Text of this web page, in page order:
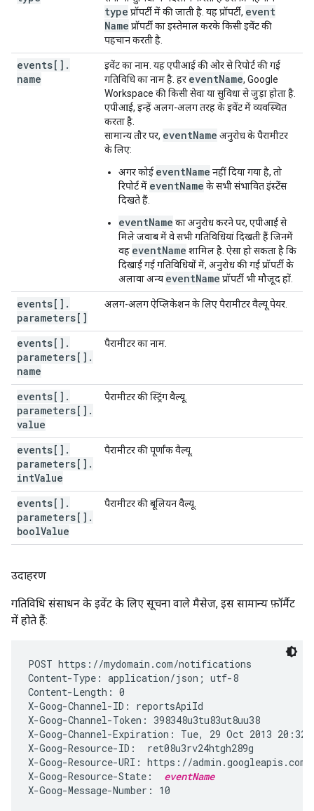
type प्रॉपर्टी में की जाती है. यह प्रॉपर्टी, event
Name प्रॉपर्टी का इस्तेमाल करके किसी इवेंट की
पहचान करती है.
events[] .
name
इवेंट का नाम. यह एपीआई की ओर से रिपोर्ट की गई
गतिविधि का नाम है. हर eventName, Google
Workspace की किसी सेवा या सुविधा से जुड़ा होता है.
एपीआई, इन्हें अलग-अलग तरह के इवेंट में व्यवस्थित
करता है.
सामान्य तौर पर, eventName अनुरोध के पैरामीटर
के लिए:
अगर कोई eventName नहीं दिया गया है, तो
रिपोर्ट में eventName के सभी संभावित इंस्टेंस
दिखते हैं.
eventName का अनुरोध करने पर, एपीआई से
मिले जवाब में वे सभी गतिविधियां दिखती हैं जिनमें
वह eventName शामिल है. ऐसा हो सकता है कि
दिखाई गई गतिविधियों में, अनुरोध की गई प्रॉपर्टी के
अलावा अन्य eventName प्रॉपर्टी भी मौजूद हों.
events[] .
parameters[]
अलग-अलग ऐप्लिकेशन के लिए पैरामीटर वैल्यू पेयर.
events[] .
parameters[] .
name
पैरामीटर का नाम.
events[] .
parameters[] .
value
पैरामीटर की स्ट्रिंग वैल्यू.
events[] .
parameters[] .
intValue
पैरामीटर की पूर्णांक वैल्यू.
events[] .
parameters[] .
boolValue
पैरामीटर की बूलियन वैल्यू.
उदाहरण
गतिविधि संसाधन के इवेंट के लिए सूचना वाले मैसेज, इस सामान्य फ़ॉर्मैट
में होते हैं:
POST https://mydomain.com/notifications
Content-Type: application/json; utf-8
Content-Length: 0
X-Goog-Channel-ID: reportsApiId
X-Goog-Channel-Token: 398348u3tu83ut8uu38
X-Goog-Channel-Expiration: Tue, 29 Oct 2013
X-Goog-Resource-ID:  ret08u3rv24htgh289g
X-Goog-Resource-URI: https://
X-Goog-Resource-State: eventName
X-Goog-Message-Number: 10